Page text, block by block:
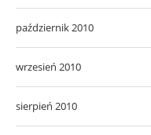
październik 2010
wrzesień 2010
sierpień 2010